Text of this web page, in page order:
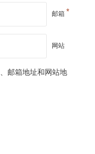
邮箱*
网站
邮箱地址和网站地